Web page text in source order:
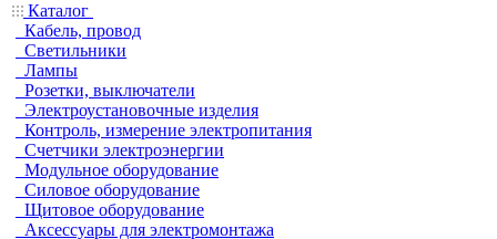
Каталог
Кабель, провод
Светильники
Лампы
Розетки, выключатели
Электроустановочные изделия
Контроль, измерение электропитания
Счетчики электроэнергии
Модульное оборудование
Силовое оборудование
Щитовое оборудование
Аксессуары для электромонтажа